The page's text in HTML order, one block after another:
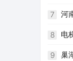
7 河
8 电
9 巢